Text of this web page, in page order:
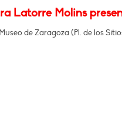
Latorre Molins
de Zaragoza (Pl. de los